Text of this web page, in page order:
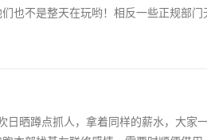
也不是整天在玩哟！相反一些正规部门
晒蹲点抓人，拿着同样的薪水，大家